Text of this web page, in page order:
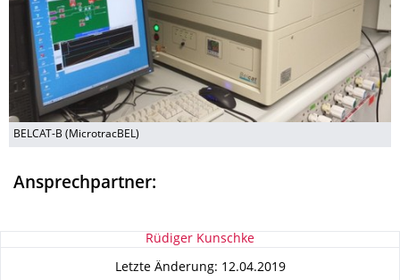
BELCAT-B (MicrotracBEL)
Ansprechpartner:
Zu dieser Seite Rüdiger Kunschke
Letzte Änderung: 12.04.2019